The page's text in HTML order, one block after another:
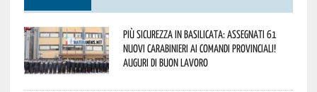
Più sicurezza in Basilicata: assegnati 61
nuovi Carabinieri ai Comandi provinciali!
Auguri di buon lavoro